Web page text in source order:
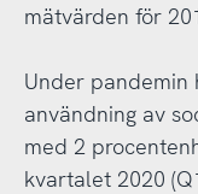
mätvärden för
Under pandemin
användning av
med 2
kvartalet 2020